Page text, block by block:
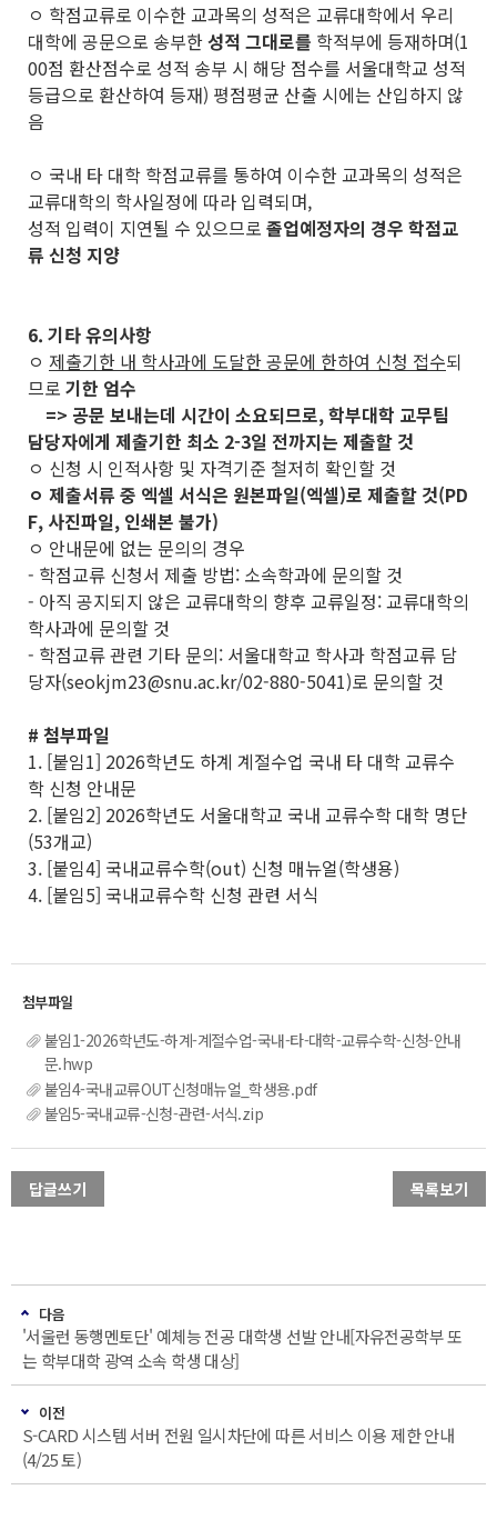
ㅇ 학점교류로 이수한 교과목의 성적은 교류대학에서 우리
대학에 공문으로 송부한성적 그대로를 학적부에 등재하며(1
00점 환산점수로 성적 송부 시 해당 점수를 서울대학교 성적
등급으로 환산하여 등재) 평점평균 산출 시에는 산입하지 않
음
ㅇ 국내 타 대학 학점교류를 통하여 이수한 교과목의 성적은
교류대학의 학사일정에 따라 입력되며,
성적 입력이 지연될 수 있으므로 졸업예정자의 경우 학점교
류 신청 지양
6. 기타 유의사항
ㅇ 제출기한 내 학사과에 도달한 공문에 한하여 신청 접수되
므로 기한 엄수
=> 공문 보내는데 시간이 소요되므로, 학부대학 교무팀
담당자에게 제출기한 최소 2-3일 전까지는 제출할 것
ㅇ 신청 시 인적사항 및 자격기준 철저히 확인할 것
ㅇ 제출서류 중 엑셀 서식은 원본파일(엑셀)로 제출할 것(PD
F, 사진파일, 인쇄본 불가)
ㅇ 안내문에 없는 문의의 경우
- 학점교류 신청서 제출 방법: 소속학과에 문의할 것
- 아직 공지되지 않은 교류대학의 향후 교류일정: 교류대학의
학사과에 문의할 것
- 학점교류 관련 기타 문의: 서울대학교 학사과 학점교류 담
당자(seokjm23@snu.ac.kr/02-880-5041)로 문의할 것
# 첨부파일
1. [붙임1] 2026학년도 하계 계절수업 국내 타 대학 교류수
학 신청 안내문
2. [붙임2] 2026학년도 서울대학교 국내 교류수학 대학 명단
(53개교)
3. [붙임4] 국내교류수학(out) 신청 매뉴얼(학생용)
4. [붙임5] 국내교류수학 신청 관련 서식
붙임1-2026학년도-하계-계절수업-국내-타-대학-교류수학-신청-안내
문.hwp
붙임4-국내교류OUT신청매뉴얼_학생용.pdf
붙임5-국내교류-신청-관련-서식.zip
답글쓰기 목록보기
다음
'서울런 동행멘토단' 예체능 전공 대학생 선발 안내[자유전공학부 또
는 학부대학 광역 소속 학생 대상]
이전
S-CARD 시스템 서버 전원 일시차단에 따른 서비스 이용 제한 안내
(4/25 토)